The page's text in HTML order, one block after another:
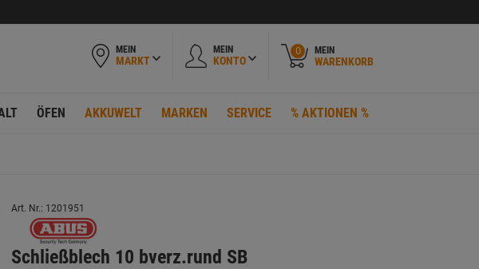
MEIN
MARKT
MEIN
KONTO
0 MEIN
WARENKORB
ÖFEN AKKUWELT MARKEN SERVICE % AKTIONEN %
Art. Nr.: 1201951
Schließblech 10 bverz.rund SB